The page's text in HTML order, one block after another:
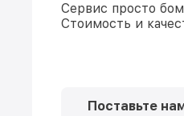
Сервис просто
Стоимость и
Поставьте